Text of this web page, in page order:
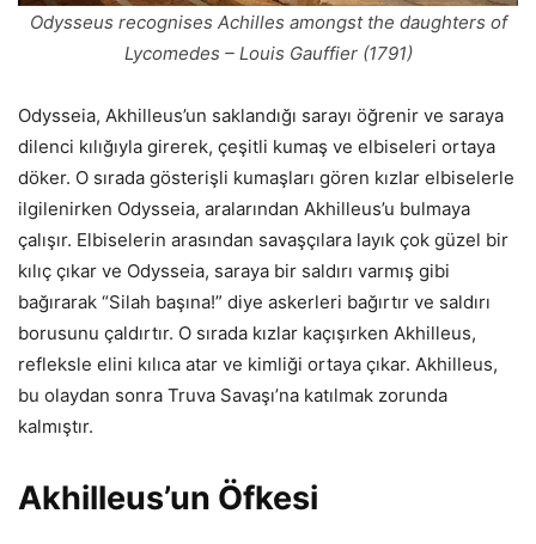
Odysseus recognises Achilles amongst the daughters of
Lycomedes – Louis Gauffier (1791)
Odysseia, Akhilleus’un saklandığı sarayı öğrenir ve saraya
dilenci kılığıyla girerek, çeşitli kumaş ve elbiseleri ortaya
döker. O sırada gösterişli kumaşları gören kızlar elbiselerle
ilgilenirken Odysseia, aralarından Akhilleus’u bulmaya
çalışır. Elbiselerin arasından savaşçılara layık çok güzel bir
kılıç çıkar ve Odysseia, saraya bir saldırı varmış gibi
bağırarak “Silah başına!” diye askerleri bağırtır ve saldırı
borusunu çaldırtır. O sırada kızlar kaçışırken Akhilleus,
refleksle elini kılıca atar ve kimliği ortaya çıkar. Akhilleus,
bu olaydan sonra Truva Savaşı’na katılmak zorunda
kalmıştır.
Akhilleus’un Öfkesi